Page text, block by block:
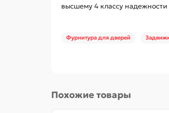
высшему 4 классу
Фурнитура для дверей
Похожие товары